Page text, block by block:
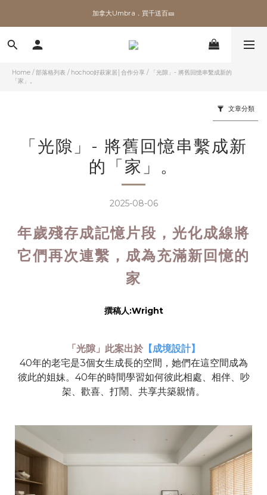
✨加入會員 即領100購物金🎫
加拿大Umbra．買千送百🎫
✨加入會員 即領100購物金🎫
Home /部落格列表 / hochoo好萩家居│合作分享 /
「光隙」- 將舊回憶串繫成新的
「家」。
文章分類
「光隙」- 將舊回憶串繫成新
的「家」。
2025-08-06
年歲殘存成記憶片段，光化成線將
它們再次連繫，成為充滿新回憶的
家
撰稿人:Wright
「光隙」 此案出於【成境設計】
40年的老宅是3個女生成長的空間，她們在這空間成為
彼此的姐妹。 40年的時間學習如何彼此相處、相伴、吵
架、歡喜、打鬧、共享共築親情。